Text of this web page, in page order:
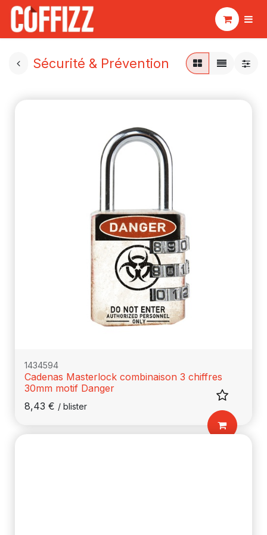
Sécurité & Prévention
1434594
Cadenas Masterlock combinaison 3 chiffres
30mm motif Danger
8,43 € / blister